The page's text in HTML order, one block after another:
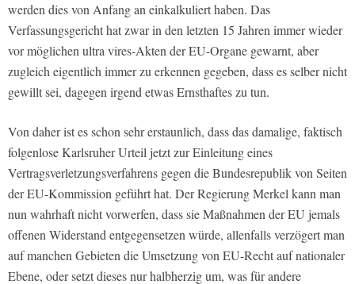
werden dies von Anfang an einkalkuliert haben. Das
Verfassungsgericht hat zwar in den letzten 15 Jahren immer wieder
vor möglichen ultra vires-Akten der EU-Organe gewarnt, aber
zugleich eigentlich immer zu erkennen gegeben, dass es selber nicht
gewillt sei, dagegen irgend etwas Ernsthaftes zu tun.
Von daher ist es schon sehr erstaunlich, dass das damalige, faktisch
folgenlose Karlsruher Urteil jetzt zur Einleitung eines
Vertragsverletzungsverfahrens gegen die Bundesrepublik von Seiten
der EU-Kommission geführt hat. Der Regierung Merkel kann man
nun wahrhaft nicht vorwerfen, dass sie Maßnahmen der EU jemals
offenen Widerstand entgegensetzen würde, allenfalls verzögert man
auf manchen Gebieten die Umsetzung von EU-Recht auf nationaler
Ebene, oder setzt dieses nur halbherzig um, was für andere